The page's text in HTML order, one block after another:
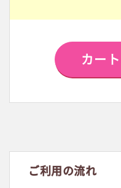
カー
ご利用の流れ